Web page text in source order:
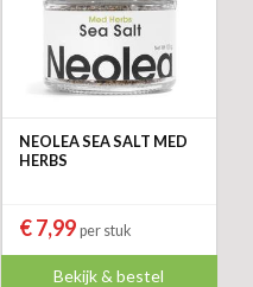
NEOLEA SEA SALT MED
HERBS
€ 7,99 per stuk
Bekijk & bestel